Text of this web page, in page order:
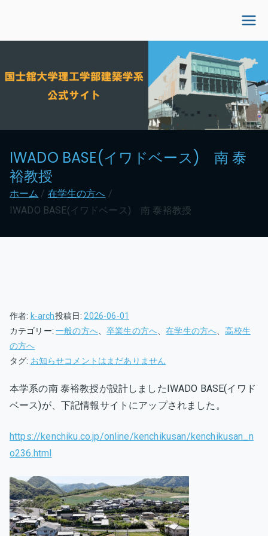
を
キ
国士舘大学理工学部建
築学系公式サイト
IWADO BASE(イワドベース) 南 泰
裕教授
ホーム
在学生の方へ
IWADO BASE(イワドベース) 南 泰裕教授
作者: k-arch投稿日:2026-06-01
カテゴリー:一般の方へ、卒業生の方へ、在学生の方へ、高校生
の方へ
タグ: お知らせIWADO
ワ
ド
ー
裕
教
授
コメントはまだありません
本学系の南 泰裕教授が設計しましたIWADO BASE(イワド
ベース)が、下記情報サイトにアップされました。
https://kenchiku.co.jp/online/kenchikusan/kenchikusan_n
o236.html